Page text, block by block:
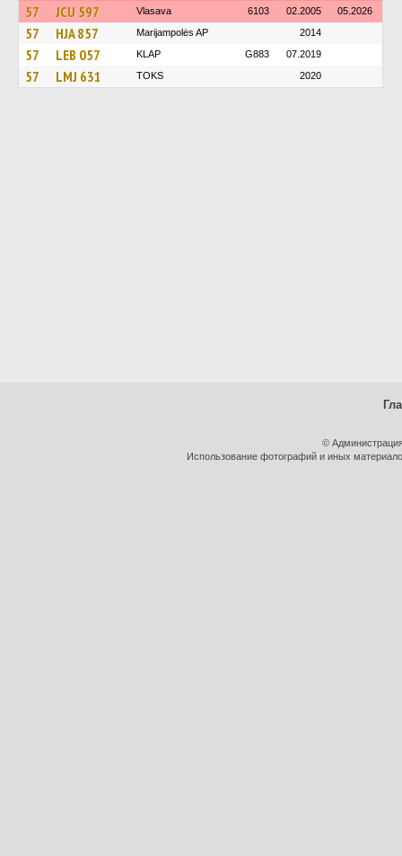
57 JCU 597 Vlasava 6103 02.2005 05.2026
57 HJA 857 Marijampolės AP 2014
57 LEB 057 KLAP G883 07.2019
57 LMJ 631 TOKS 2020
©
Использование фотографий и иных